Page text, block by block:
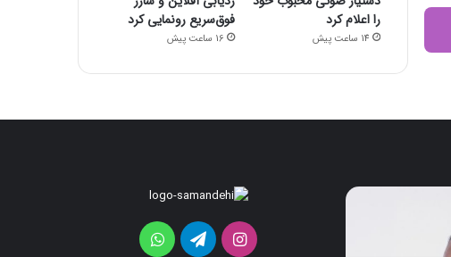
را اعلام کرد
14 ساعت پیش
فوق‌سریع رونمایی کرد
16 ساعت پیش
اینستاگرامتلگرام واتس